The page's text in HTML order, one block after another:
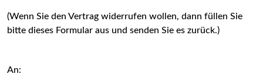
(Wenn Sie den Vertrag widerrufen wollen, dann füllen Sie
bitte dieses Formular aus und senden Sie es zurück.)
An: